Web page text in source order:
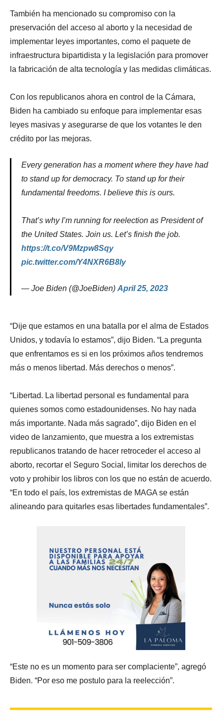
También ha mencionado su compromiso con la
preservación del acceso al aborto y la necesidad de
implementar leyes importantes, como el paquete de
infraestructura bipartidista y la legislación para promover
la fabricación de alta tecnología y las medidas climáticas.
Con los republicanos ahora en control de la Cámara,
Biden ha cambiado su enfoque para implementar esas
leyes masivas y asegurarse de que los votantes le den
crédito por las mejoras.
Every generation has a moment where they have had
to stand up for democracy. To stand up for their
fundamental freedoms. I believe this is ours.
That’s why I’m running for reelection as President of
the United States. Join us. Let’s finish the job.
https://t.co/V9Mzpw8Sqy
pic.twitter.com/Y4NXR6B8ly
— Joe Biden (@JoeBiden) April 25, 2023
“Dije que estamos en una batalla por el alma de Estados
Unidos, y todavía lo estamos”, dijo Biden. “La pregunta
que enfrentamos es si en los próximos años tendremos
más o menos libertad. Más derechos o menos”.
“Libertad. La libertad personal es fundamental para
quienes somos como estadounidenses. No hay nada
más importante. Nada más sagrado”, dijo Biden en el
video de lanzamiento, que muestra a los extremistas
republicanos tratando de hacer retroceder el acceso al
aborto, recortar el Seguro Social, limitar los derechos de
voto y prohibir los libros con los que no están de acuerdo.
“En todo el país, los extremistas de MAGA se están
alineando para quitarles esas libertades fundamentales”.
“Este no es un momento para ser complaciente”, agregó
Biden. “Por eso me postulo para la reelección”.